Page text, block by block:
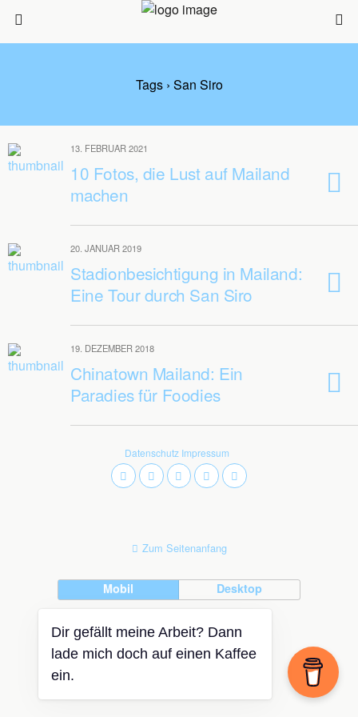
Tags › San Siro
13. FEBRUAR 2021
10 Fotos, die Lust auf Mailand
machen
20. JANUAR 2019
Stadionbesichtigung in Mailand:
Eine Tour durch San Siro
19. DEZEMBER 2018
Chinatown Mailand: Ein
Paradies für Foodies
Datenschutz Impressum
Zum Seitenanfang
Mobil Desktop
Dir gefällt meine Arbeit? Dann
lade mich doch auf einen Kaffee
ein.